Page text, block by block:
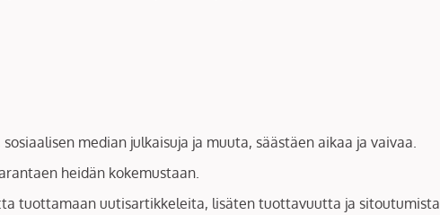
median julkaisuja ja muuta, säästäen aikaa ja vaivaa.
heidän kokemustaan.
tuottamaan uutisartikkeleita, lisäten tuottavuutta ja sitoutumista.